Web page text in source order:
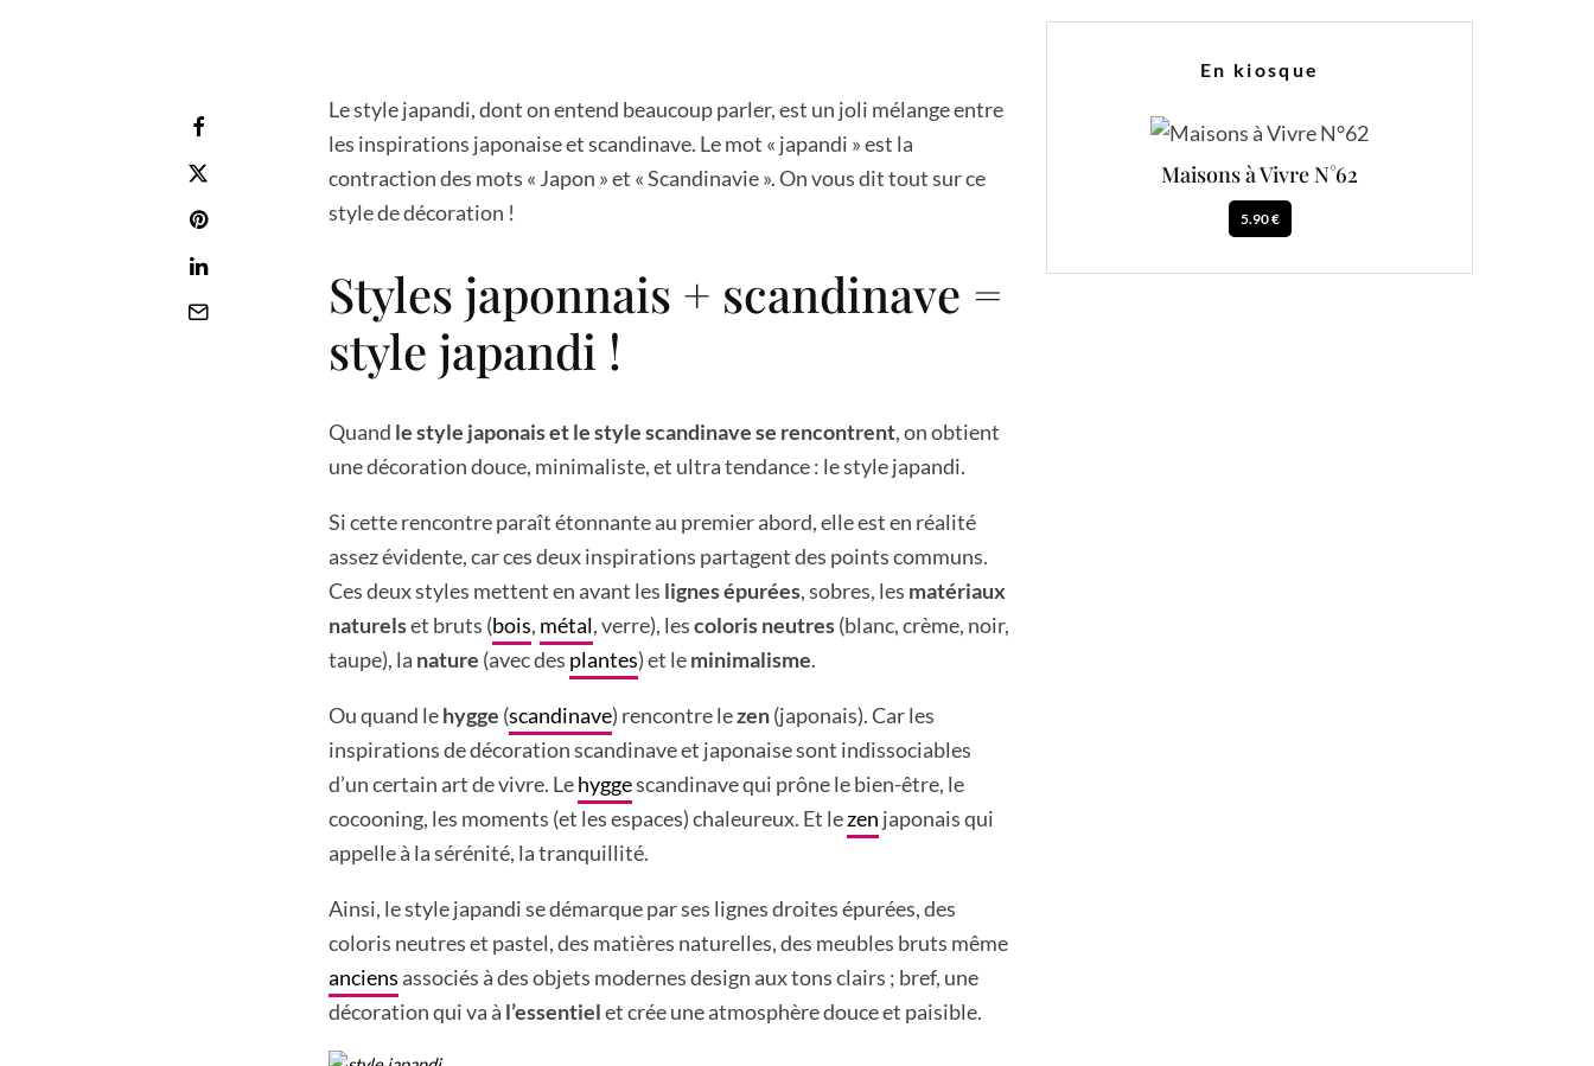
Le style japandi, dont on entend beaucoup parler, est un joli mélange entre
les inspirations japonaise et scandinave. Le mot « japandi » est la
contraction des mots « Japon » et « Scandinavie ». On vous dit tout sur ce
style de décoration !
Styles japonnais + scandinave =
style japandi !
Quand le style japonais et le style scandinave se rencontrent, on obtient
une décoration douce, minimaliste, et ultra tendance : le style japandi.
Si cette rencontre paraît étonnante au premier abord, elle est en réalité
assez évidente, car ces deux inspirations partagent des points communs.
Ces deux styles mettent en avant les lignes épurées, sobres, les matériaux
naturelset bruts (bois, métal, verre), lescoloris neutres(blanc, crème, noir,
taupe), la nature (avec des plantes) et leminimalisme.
Ou quand lehygge (scandinave) rencontre lezen(japonais). Car les
inspirations de décoration scandinave et japonaise sont indissociables
d’un certain art de vivre. Lehyggescandinave qui prône le bien-être, le
cocooning, les moments (et les espaces) chaleureux. Et lezen japonais qui
appelle à la sérénité, la tranquillité.
Ainsi, le style japandi se démarque par ses lignes droites épurées, des
coloris neutres et pastel, des matières naturelles, des meubles bruts même
anciens associés à des objets modernes design aux tons clairs ; bref, une
décoration qui va à l’essentielet crée une atmosphère douce et paisible.
En kiosque
Maisons à Vivre N°62
5.90 €